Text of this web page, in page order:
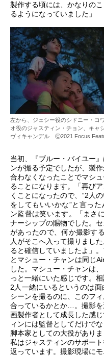
製作する頃には、かなりの
るようになっていました」
左から、ジェシー役のシドニー・コ
オ役のジャスティン・チョン、キャ
ヴィキャンデル Ⓒ2021 Focus
当初、『ブルー・バイユー
ンが撮る予定でしたが、製
合わなくなったことでマシ
ることになります。「再び
くことになったので、“2人
をしてもいいかな”と言った
ン監督は笑います。「まさ
ナーシップの賜物でした。
があったので、何か撮影す
人がそこへ入って撮りまし
ると確信していましたよ」
とマシュー・チャンは同じ
した。マシュー・ チャンは
っと一緒にいた感じです。
2人一緒にいるというのは
シーンを撮るのに、このフ
合っているかとか…。撮影
画製作者として成長した感
ィンには監督としてだけで
脚本家としての大役があり
私はジャスティンのサポー
返っています。撮影現場に